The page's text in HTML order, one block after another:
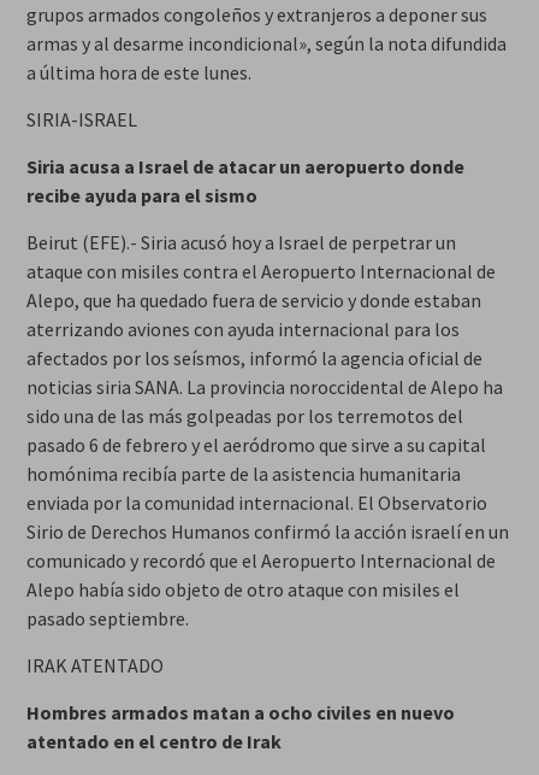
grupos armados congoleños y extranjeros a deponer sus
armas y al desarme incondicional», según la nota difundida
a última hora de este lunes.
SIRIA-ISRAEL
Siria acusa a Israel de atacar un aeropuerto donde
recibe ayuda para el sismo
Beirut (EFE).- Siria acusó hoy a Israel de perpetrar un
ataque con misiles contra el Aeropuerto Internacional de
Alepo, que ha quedado fuera de servicio y donde estaban
aterrizando aviones con ayuda internacional para los
afectados por los seísmos, informó la agencia oficial de
noticias siria SANA. La provincia noroccidental de Alepo ha
sido una de las más golpeadas por los terremotos del
pasado 6 de febrero y el aeródromo que sirve a su capital
homónima recibía parte de la asistencia humanitaria
enviada por la comunidad internacional. El Observatorio
Sirio de Derechos Humanos confirmó la acción israelí en un
comunicado y recordó que el Aeropuerto Internacional de
Alepo había sido objeto de otro ataque con misiles el
pasado septiembre.
IRAK ATENTADO
Hombres armados matan a ocho civiles en nuevo
atentado en el centro de Irak